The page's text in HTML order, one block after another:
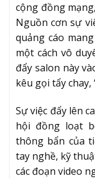
cộng đồng
Nguồn cơn sự
quảng cáo
một cách vô
đẩy salon này
kêu gọi tẩy
Sự việc đẩy lên
hội đồng loạt
thông bẩn của
tay nghề, kỹ
các đoạn video